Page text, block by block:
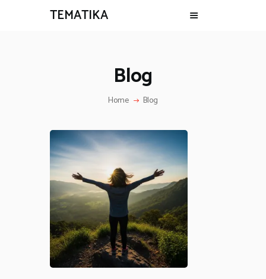
TEMATIKA
Blog
Home Blog